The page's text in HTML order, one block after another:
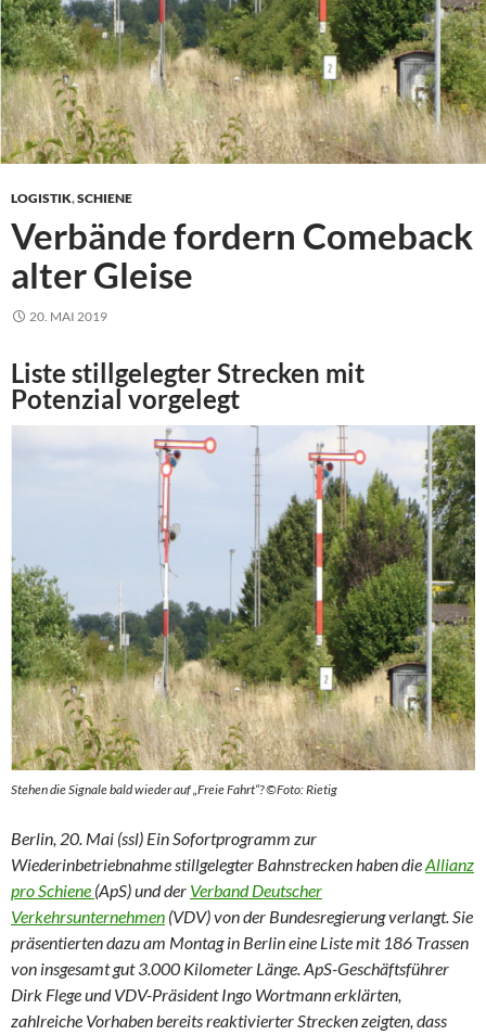
LOGISTIK,SCHIENE
Verbände fordern Comeback
alter Gleise
20. MAI 2019
Liste stillgelegter Strecken mit
Potenzial vorgelegt
Stehen die Signale bald wieder auf „Freie Fahrt“? ©Foto: Rietig
Berlin, 20. Mai (ssl) Ein Sofortprogramm zur
Wiederinbetriebnahme stillgelegter Bahnstrecken haben dieAllianz
pro Schiene (ApS) und der Verband Deutscher
Verkehrsunternehmen (VDV) von der Bundesregierung verlangt. Sie
präsentierten dazu am Montag in Berlin eine Liste mit 186 Trassen
von insgesamt gut 3.000 Kilometer Länge. ApS-Geschäftsführer
Dirk Flege und VDV-Präsident Ingo Wortmann erklärten,
zahlreiche Vorhaben bereits reaktivierter Strecken zeigten, dass